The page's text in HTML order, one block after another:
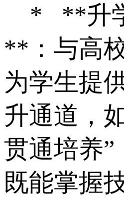
* **升
**：与高
为学生提
升通道，
贯通培养”
既能掌握